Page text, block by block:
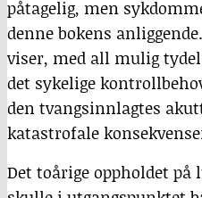
påtagelig, men
denne bokens
viser, med all mulig
det sykelige
den tvangsinnlagtes
katastrofale
Det toårige oppholdet på